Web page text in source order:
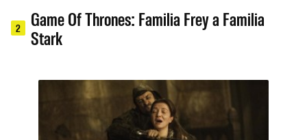
2
Game Of Thrones: Familia Frey a Familia
Stark